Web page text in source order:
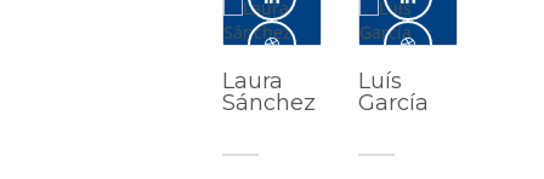
Laura
Sánchez
Luís
García